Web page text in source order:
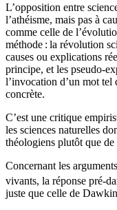
L’opposition entre
l’athéisme, mais pas à
comme celle de
méthode : la révolution
causes ou explications
principe, et les pseudo-
l’invocation d’un mot tel
concrète.
C’est une critique
les sciences naturelles
théologiens plutôt que
Concernant les
vivants, la réponse pré-
juste que celle de